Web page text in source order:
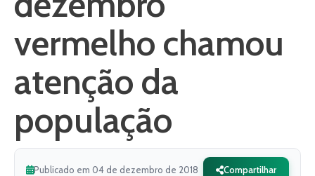
vermelho chamou
atenção da
população
Publicado em 04 de dezembro de 2018 Compartilhar